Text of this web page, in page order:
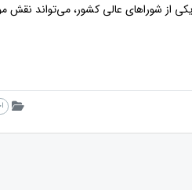
یکی از شوراهای عالی کشور، می‌تواند